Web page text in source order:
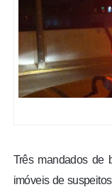
ENTRETENIMENTO
ENQUETE
TV LPB
Três mandados de
imóveis de